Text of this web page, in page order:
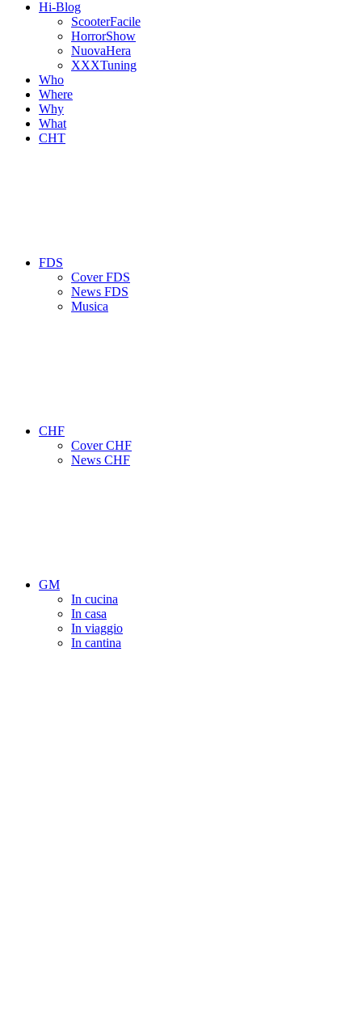
Hi-Blog
ScooterFacile
HorrorShow
NuovaHera
XXXTuning
Who
Where
Why
What
CHT
FDS
Cover FDS
News FDS
Musica
CHF
Cover CHF
News CHF
GM
In cucina
In casa
In viaggio
In cantina